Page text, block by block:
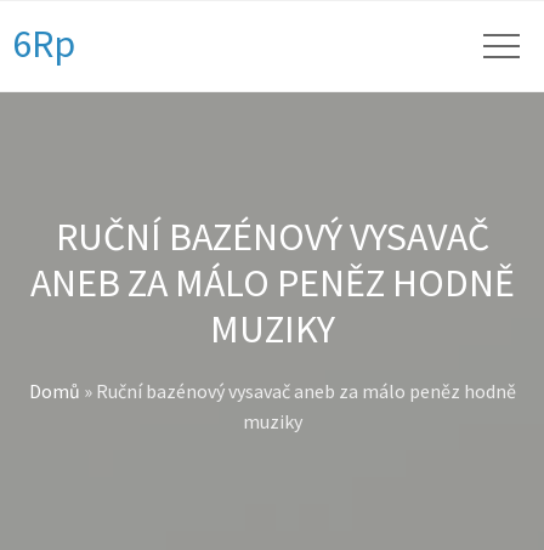
6Rp
RUČNÍ BAZÉNOVÝ VYSAVAČ
ANEB ZA MÁLO PENĚZ HODNĚ
MUZIKY
Domů » Ruční bazénový vysavač aneb za málo peněz hodně
muziky